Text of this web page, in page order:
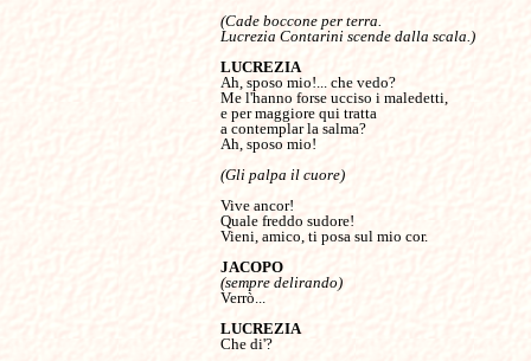
(Cade boccone per terra.
Lucrezia Contarini scende dalla scala.)
LUCREZIA
Ah, sposo mio!... che vedo?
Me l'hanno forse ucciso i maledetti,
e per maggiore qui tratta
a contemplar la salma?
Ah, sposo mio!
(Gli palpa il cuore)
Vive ancor!
Quale freddo sudore!
Vieni, amico, ti posa sul mio cor.
JACOPO
(sempre delirando)
Verrò...
LUCREZIA
Che di'?